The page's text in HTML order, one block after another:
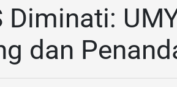
Diminati:
dan